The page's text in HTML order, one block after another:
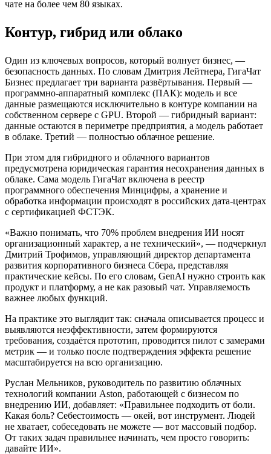
чате на более чем 80 языках.
Контур, гибрид или облако
Один из ключевых вопросов, который волнует бизнес, —
безопасность данных. По словам Дмитрия Лейтнера, ГигаЧат
Бизнес предлагает три варианта развёртывания. Первый —
программно-аппаратный комплекс (ПАК): модель и все
данные размещаются исключительно в контуре компании на
собственном сервере с GPU. Второй — гибридный вариант:
данные остаются в периметре предприятия, а модель работает
в облаке. Третий — полностью облачное решение.
При этом для гибридного и облачного вариантов
предусмотрена юридическая гарантия несохранения данных в
облаке. Сама модель ГигаЧат включена в реестр
программного обеспечения Минцифры, а хранение и
обработка информации происходят в российских дата-центрах
с сертификацией ФСТЭК.
«Важно понимать, что 70% проблем внедрения ИИ носят
организационный характер, а не технический», — подчеркнул
Дмитрий Трофимов, управляющий директор департамента
развития корпоративного бизнеса Сбера, представляя
практические кейсы. По его словам, GenAI нужно строить как
продукт и платформу, а не как разовый чат. Управляемость
важнее любых функций.
На практике это выглядит так: сначала описывается процесс и
выявляются неэффективности, затем формируются
требования, создаётся прототип, проводится пилот с замерами
метрик — и только после подтверждения эффекта решение
масштабируется на всю организацию.
Руслан Мельников, руководитель по развитию облачных
технологий компании Aston, работающей с бизнесом по
внедрению ИИ, добавляет: «Правильнее подходить от боли.
Какая боль? Себестоимость — окей, вот инструмент. Людей
не хватает, собеседовать не можете — вот массовый подбор.
От таких задач правильнее начинать, чем просто говорить:
давайте ИИ».